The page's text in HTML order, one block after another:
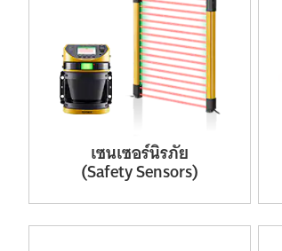
เซนเซอร์นิรภัย
(SafetySensors)